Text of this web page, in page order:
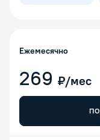
Ежемесячно
269 ₽/мес